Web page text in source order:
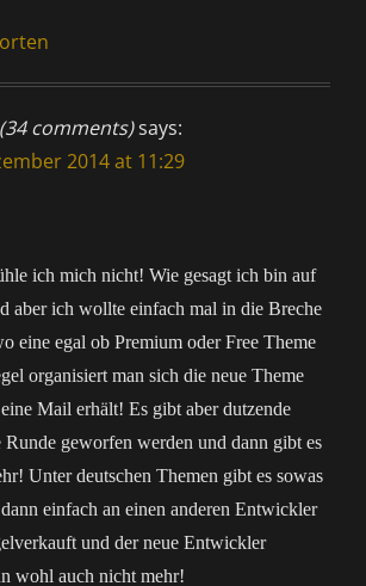
comments)says:
2014 at 11:29
ich mich nicht! Wie gesagt ich bin auf
aber ich wollte einfach mal in die Breche
eine egal ob Premium oder Free Theme
organisiert man sich die neue Theme
Mail erhält! Es gibt aber dutzende
Runde geworfen werden und dann gibt es
Unter deutschen Themen gibt es sowas
einfach an einen anderen Entwickler
und der neue Entwickler
wohl auch nicht mehr!